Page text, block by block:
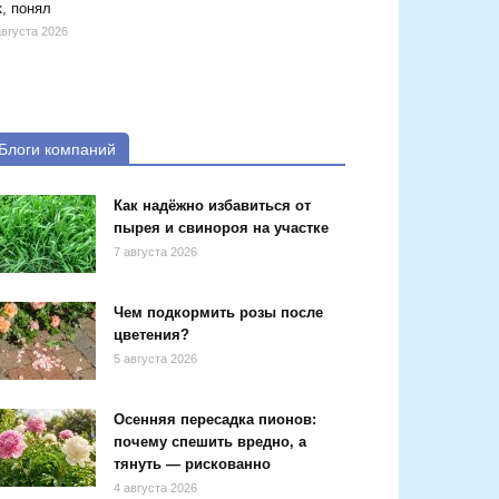
понял
2026
компаний
Как надёжно избавиться от
пырея и свинороя на участке
7 августа 2026
Чем подкормить розы после
цветения?
5 августа 2026
Осенняя пересадка пионов:
почему спешить вредно, а
тянуть — рискованно
4 августа 2026